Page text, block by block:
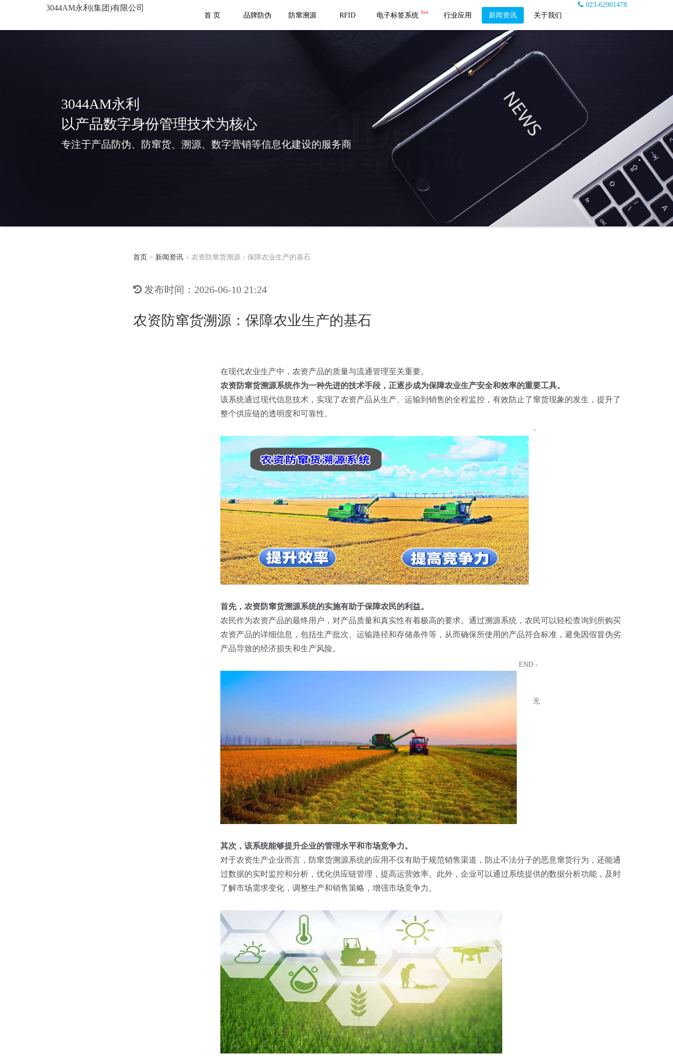
3044AM永利(集团)有限公司
023-62901478
首 页
品牌防伪 防窜溯源 RFID 电子标签系统 New 行业应用 新闻资讯 关于我们
3044AM永利
以产品数字身份管理技术为核心
专注于产品防伪、防窜货、溯源、数字营销等信息化建设的服务商
首页 > 新闻资讯 > 农资防窜货溯源：保障农业生产的基石
发布时间：2026-06-10 21:24
农资防窜货溯源：保障农业生产的基石
在现代农业生产中，农资产品的质量与流通管理至关重要。
农资防窜货溯源系统作为一种先进的技术手段，正逐步成为保障农业生产安全和效率的重要工具。
该系统通过现代信息技术，实现了农资产品从生产、运输到销售的全程监控，有效防止了窜货现象的发生，提升了
整个供应链的透明度和可靠性。
首先，农资防窜货溯源系统的实施有助于保障农民的利益。
农民作为农资产品的最终用户，对产品质量和真实性有着极高的要求。通过溯源系统，农民可以轻松查询到所购买
农资产品的详细信息，包括生产批次、运输路径和存储条件等，从而确保所使用的产品符合标准，避免因假冒伪劣
产品导致的经济损失和生产风险。
其次，该系统能够提升企业的管理水平和市场竞争力。
对于农资生产企业而言，防窜货溯源系统的应用不仅有助于规范销售渠道，防止不法分子的恶意窜货行为，还能通
过数据的实时监控和分析，优化供应链管理，提高运营效率。此外，企业可以通过系统提供的数据分析功能，及时
了解市场需求变化，调整生产和销售策略，增强市场竞争力。
-
END -
无